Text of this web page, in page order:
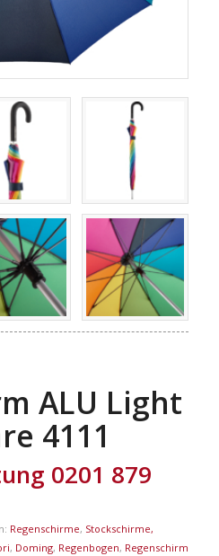
ALU Light
4111
0201 879
Regenschirme, Stockschirme,
, Doming, Regenbogen, Regenschirm